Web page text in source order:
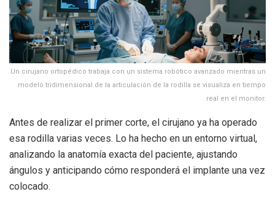
Un cirujano ortopédico trabaja con un sistema robótico avanzado mientras un
modelo tridimensional de la articulación de la rodilla se visualiza en tiempo
real en el monitor.
Antes de realizar el primer corte, el cirujano ya ha operado
esa rodilla varias veces. Lo ha hecho en un entorno virtual,
analizando la anatomía exacta del paciente, ajustando
ángulos y anticipando cómo responderá el implante una vez
colocado.